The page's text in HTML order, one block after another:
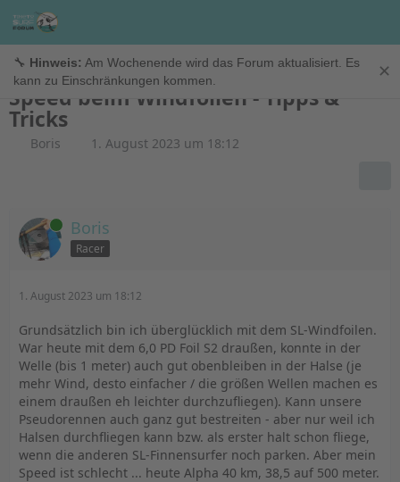
🔧 Hinweis: Am Wochenende wird das Forum aktualisiert. Es
kann zu Einschränkungen kommen.
✕
Windfoil
Speed beim Windfoilen - Tipps &
Tricks
Boris 1. August 2023 um 18:12
Online Boris
Racer
1. August 2023 um 18:12
Grundsätzlich bin ich überglücklich mit dem SL-Windfoilen.
War heute mit dem 6,0 PD Foil S2 draußen, konnte in der
Welle (bis 1 meter) auch gut obenbleiben in der Halse (je
mehr Wind, desto einfacher / die größen Wellen machen es
einem draußen eh leichter durchzufliegen). Kann unsere
Pseudorennen auch ganz gut bestreiten - aber nur weil ich
Halsen durchfliegen kann bzw. als erster halt schon fliege,
wenn die anderen SL-Finnensurfer noch parken. Aber mein
Speed ist schlecht ... heute Alpha 40 km, 38,5 auf 500 meter.